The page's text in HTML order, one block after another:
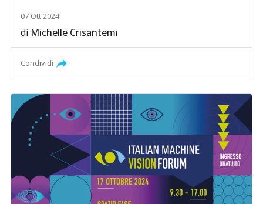
07 Ott 2024
di Michelle Crisantemi
Condividi